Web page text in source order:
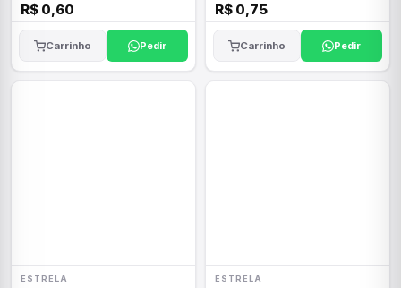
R$ 0,60
Carrinho Pedir
R$ 0,75
Carrinho Pedir
ESTRELA ESTRELA